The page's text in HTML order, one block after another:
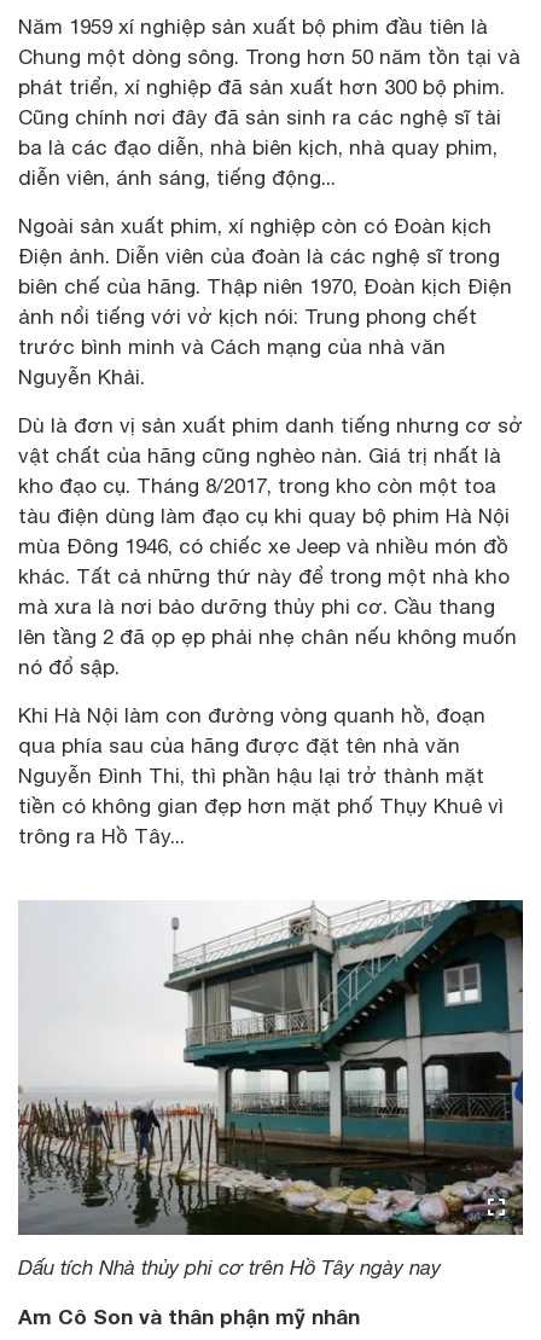
Năm 1959 xí nghiệp sản xuất bộ phim đầu tiên là
Chung một dòng sông. Trong hơn 50 năm tồn tại và
phát triển, xí nghiệp đã sản xuất hơn 300 bộ phim.
Cũng chính nơi đây đã sản sinh ra các nghệ sĩ tài
ba là các đạo diễn, nhà biên kịch, nhà quay phim,
diễn viên, ánh sáng, tiếng động...
Ngoài sản xuất phim, xí nghiệp còn có Đoàn kịch
Điện ảnh. Diễn viên của đoàn là các nghệ sĩ trong
biên chế của hãng. Thập niên 1970, Đoàn kịch Điện
ảnh nổi tiếng với vở kịch nói: Trung phong chết
trước bình minh và Cách mạng của nhà văn
Nguyễn Khải.
Dù là đơn vị sản xuất phim danh tiếng nhưng cơ sở
vật chất của hãng cũng nghèo nàn. Giá trị nhất là
kho đạo cụ. Tháng 8/2017, trong kho còn một toa
tàu điện dùng làm đạo cụ khi quay bộ phim Hà Nội
mùa Đông 1946, có chiếc xe Jeep và nhiều món đồ
khác. Tất cả những thứ này để trong một nhà kho
mà xưa là nơi bảo dưỡng thủy phi cơ. Cầu thang
lên tầng 2 đã ọp ẹp phải nhẹ chân nếu không muốn
nó đổ sập.
Khi Hà Nội làm con đường vòng quanh hồ, đoạn
qua phía sau của hãng được đặt tên nhà văn
Nguyễn Đình Thi, thì phần hậu lại trở thành mặt
tiền có không gian đẹp hơn mặt phố Thụy Khuê vì
trông ra Hồ Tây...
Dấu tích Nhà thủy phi cơ trên Hồ Tây ngày nay
Am Cô Son và thân phận mỹ nhân